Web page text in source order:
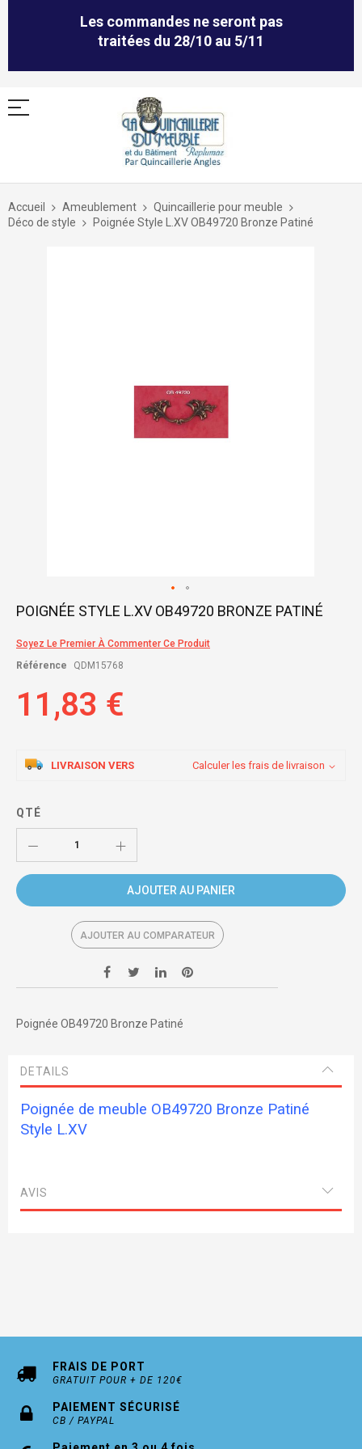
Les commandes ne seront pas
traitées du 28/10 au 5/11
Allez
contenu
Accueil Ameublement
Quincaillerie pour meuble
Déco de style
Poignée Style L.XV OB49720 Bronze Patiné
Skip
beginning
of
images
gallery
POIGNÉE STYLE L.XV OB49720 BRONZE PATINÉ
Soyez Le Premier À Commenter Ce Produit
Référence
QDM15768
11,83 €
LIVRAISON VERS Calculer les frais de livraison
QTÉ
AJOUTER AU PANIER
AJOUTER AU COMPARATEUR
Poignée OB49720 Bronze Patiné
DETAILS
Poignée de meuble OB49720 Bronze Patiné
Style L.XV
AVIS
FRAIS DE PORT
GRATUIT POUR + DE 120€
PAIEMENT SÉCURISÉ
CB / PAYPAL